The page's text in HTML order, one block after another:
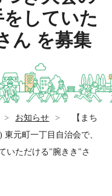
していた
ん を募集
> お知らせ >
【まち
元町一丁目自治会で、
いただける"腕きき"さ